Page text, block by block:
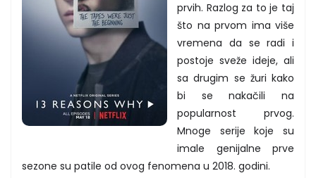
prvih. Razlog za to je taj
što na prvom ima više
vremena da se radi i
postoje sveže ideje, ali
sa drugim se žuri kako
bi se nakačili na
popularnost prvog.
Mnoge serije koje su
imale genijalne prve
sezone su patile od ovog fenomena u 2018. godini.